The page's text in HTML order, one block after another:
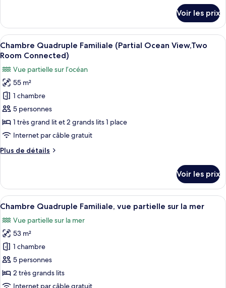
océan
(5th
OR
floor)
le
type
de
chambre
Double,
vue
océan
(5th
OR
floor)
Voir les prix
Afficher
toutes
photos
pour
ce
type
de
chambre :
Quadruple
Ocean
View,Two
Connected)
Une chambre d’hôtel moderne
11
Chambre Quadruple Familiale (Partial Ocean View,Two
Room Connected)
Vue partielle sur l’océan
55 m²
1 chambre
5 personnes
1 très grand lit et 2 grands lits 1 place
Internet par câble gratuit
Plus de détails
Plus
le
type
de
Chambre
Quadruple
Familiale
(Partial
Ocean
View,Two
Room
Voir les prix
Afficher
toutes
les
photos
pour
ce
type
de
Une chambre d’hôtel moderne
8
Chambre Quadruple Familiale, vue partielle sur la mer
Vue partielle sur la mer
53 m²
1 chambre
5 personnes
2 très grands lits
Internet par câble gratuit